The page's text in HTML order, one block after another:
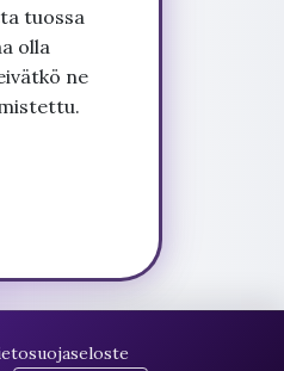
tuossa
olla
ne